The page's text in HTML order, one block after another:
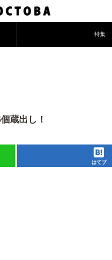
特集
蔵出し！
はてブ